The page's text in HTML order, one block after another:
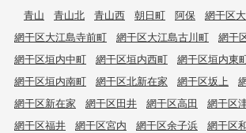
青山 青山北 青山西 朝日町 阿保
網干区
網干区大江島寺前町
網干区大江島古川町
網干
網干区垣内中町
網干区垣内西町 網干区垣内東
網干区垣内南町
網干区北新在家 網干区坂上
網干区新在家
網干区田井 網干区高田 網干区
網干区福井
網干区宮内 網干区余子浜 網干区